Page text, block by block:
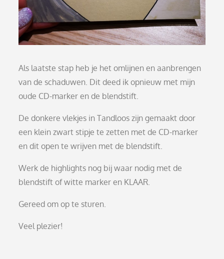
Als laatste stap heb je het omlijnen en aanbrengen
van de schaduwen. Dit deed ik opnieuw met mijn
oude CD-marker en de blendstift.
De donkere vlekjes in Tandloos zijn gemaakt door
een klein zwart stipje te zetten met de CD-marker
en dit open te wrijven met de blendstift.
Werk de highlights nog bij waar nodig met de
blendstift of witte marker en KLAAR.
Gereed om op te sturen.
Veel plezier!